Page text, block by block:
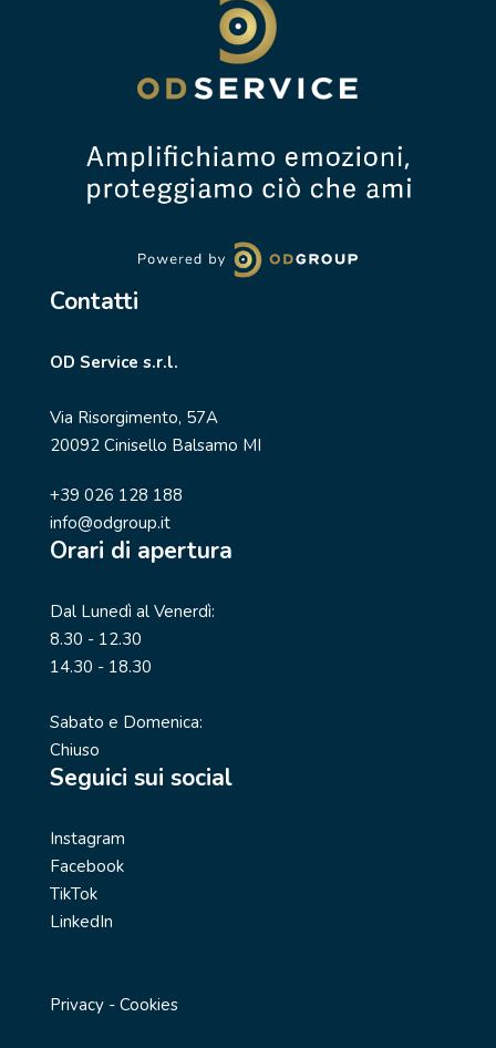
Contatti
OD Service s.r.l.
Via Risorgimento, 57A
20092 Cinisello Balsamo MI
+39 026 128 188
info@odgroup.it
Orari di apertura
Dal Lunedì al Venerdì:
8.30 - 12.30
14.30 - 18.30
Sabato e Domenica:
Chiuso
Seguici sui social
Instagram
Facebook
TikTok
LinkedIn
Privacy- Cookies